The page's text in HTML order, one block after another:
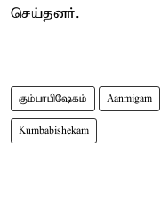
செய்தனர்.
கும்பாபிஷேகம் Aanmigam
Kumbabishekam